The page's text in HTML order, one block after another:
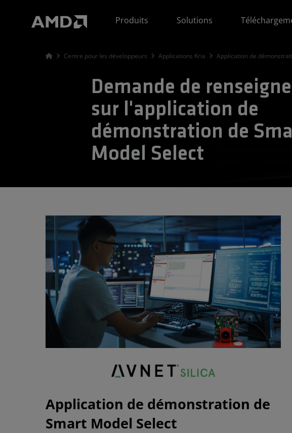
Produits
Solutions
Centre pour les développeurs Applications Kria Application de
Demande de
sur l'application de
démonstration de
Model Select
Application de démonstration de
Smart Model Select